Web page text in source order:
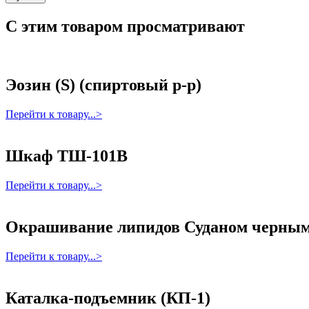
С этим товаром просматривают
Эозин (S) (спиртовый р-р)
Перейти к товару...>
Шкаф ТШ-101В
Перейти к товару...>
Окрашивание липидов Суданом
Перейти к товару...>
Каталка-подъемник (КП-1)